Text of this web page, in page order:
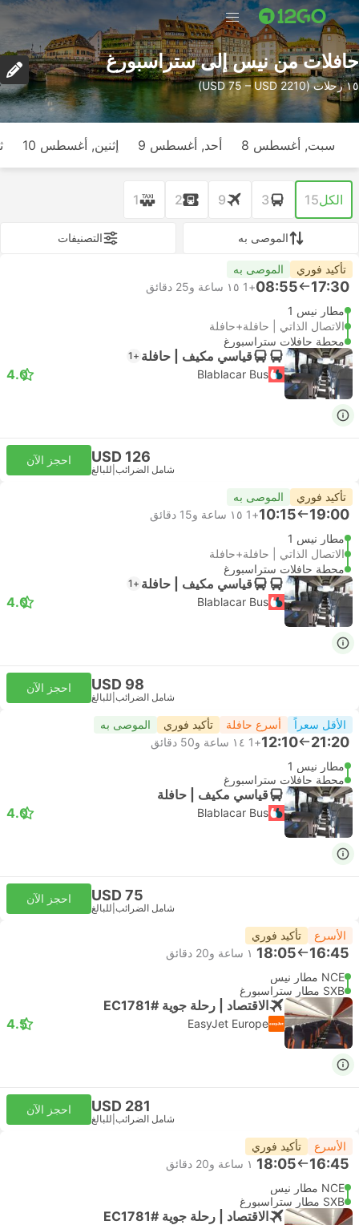
حافلات من نيس إلى ستراسبورغ
١٥ رحلات (USD 75 – USD 2210)
سبت, أغسطس 8 أحد, أغسطس 9 إثنين, أغسطس 10
الكل15
3
9
2
1
الموصى به التصنيفات
تأكيد فوري الموصى به
17:30
08:55
+1
١٥ ساعة و‫25 دقائق
مطار نيس 1
الاتصال الذاتي | حافلة+حافلة
محطة حافلات ستراسبورغ
قياسي مكيف | حافلة +1
Blablacar Bus
4.0
USD 126
شامل الضرائب للبالغ
احجز الآن
تأكيد فوري الموصى به
19:00
10:15
+1
١٥ ساعة و‫15 دقائق
مطار نيس 1
الاتصال الذاتي | حافلة+حافلة
محطة حافلات ستراسبورغ
قياسي مكيف | حافلة +1
Blablacar Bus
4.0
USD 98
شامل الضرائب للبالغ
احجز الآن
الأقل سعراً أسرع حافلة تأكيد فوري الموصى به
21:20
12:10
+1
١٤ ساعة و‫50 دقائق
مطار نيس 1
محطة حافلات ستراسبورغ
قياسي مكيف | حافلة
Blablacar Bus
4.0
USD 75
شامل الضرائب للبالغ
احجز الآن
الأسرع تأكيد فوري
16:45
18:05 ١ ساعة و‫20 دقائق
NCE مطار نيس
SXB مطار ستراسبورغ
الاقتصاد | رحلة جوية #EC1781
EasyJet Europe
4.5
USD 281
شامل الضرائب للبالغ
احجز الآن
الأسرع تأكيد فوري
16:45
18:05 ١ ساعة و‫20 دقائق
NCE مطار نيس
SXB مطار ستراسبورغ
الاقتصاد | رحلة جوية #EC1781